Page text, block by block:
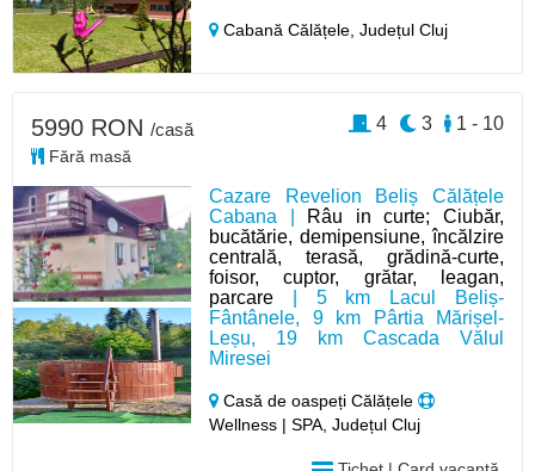
Cabană Călățele,Județul Cluj
Cazare Revelion Beliș Călățele
Cabana |
Râu in curte; Ciubăr,
bucătărie, demipensiune, încălzire
centrală, terasă, grădină-curte,
foisor, cuptor, grătar, leagan,
parcare | 5 km Lacul Beliș-
Fântânele, 9 km Pârtia Mărișel-
Leșu, 19 km Cascada Vălul
Miresei
Casă de oaspeți Călățele
Wellness | SPA, Județul Cluj
5990 RON /casă
Fără masă
1 - 10
3
4